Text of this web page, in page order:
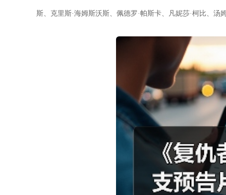
斯、克里斯·海姆斯沃斯、佩德罗·帕斯卡、凡妮莎·柯比、汤